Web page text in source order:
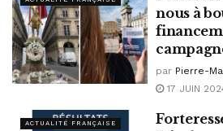
nous à
par Pierre-
17 JUIN
ACTUALITÉ FRANÇAISE